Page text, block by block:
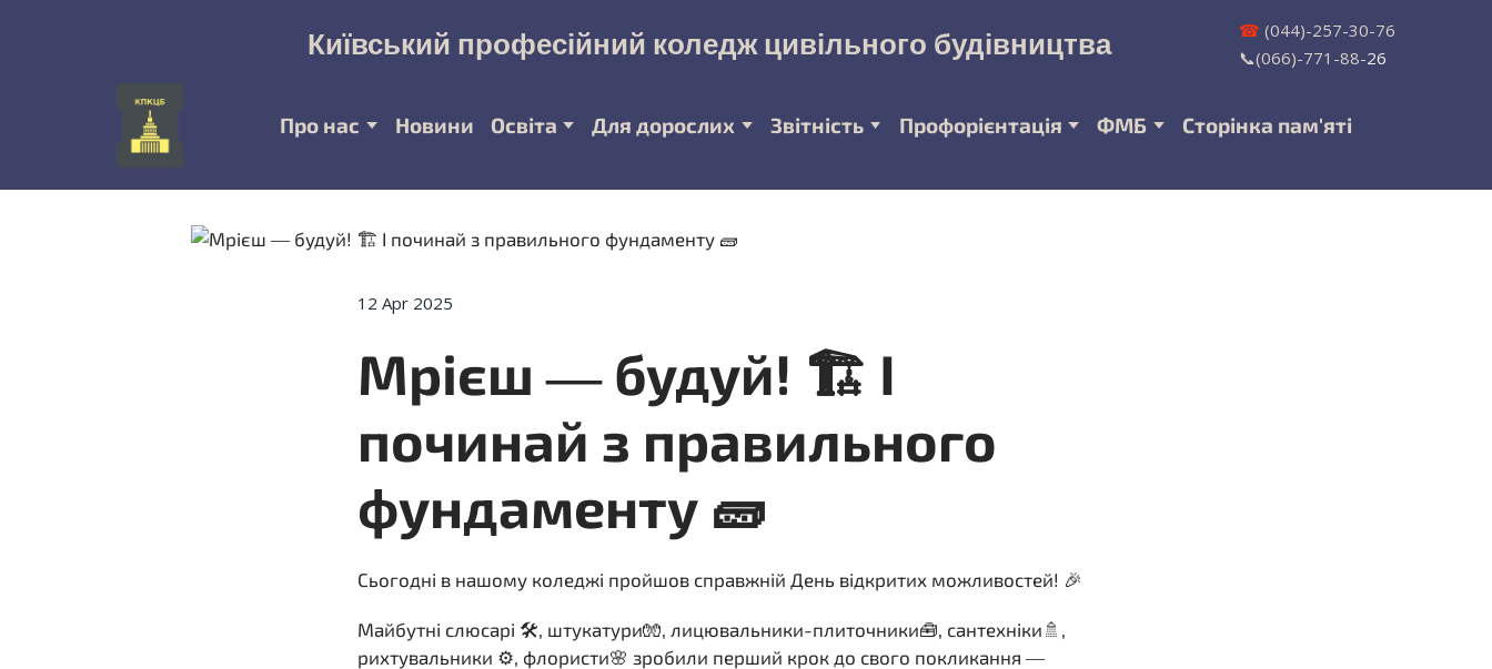
Київський професійний коледж цивільного будівництва ☎ (044)-257-30-76
📞(066)-771-88-26
Про нас Новини Освіта Для дорослих Звітність Профорієнтація ФМБ Сторінка пам'яті
12 Apr 2025
Мрієш — будуй! 🏗 І
починай з правильного
фундаменту 🧱
Сьогодні в нашому коледжі пройшов справжній День відкритих можливостей! 🎉
Майбутні слюсарі 🛠, штукатури🧤, лицювальники-плиточники🧰, сантехніки🚿,
рихтувальники ⚙️, флористи🌸 зробили перший крок до свого покликання —